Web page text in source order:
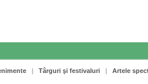
| Târguri şi festivaluri | Artele